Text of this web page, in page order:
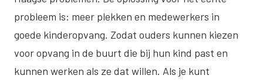
probleem is: meer plekken en medewerkers in
goede kinderopvang. Zodat ouders kunnen kiezen
voor opvang in de buurt die bij hun kind past en
kunnen werken als ze dat willen. Als je kunt